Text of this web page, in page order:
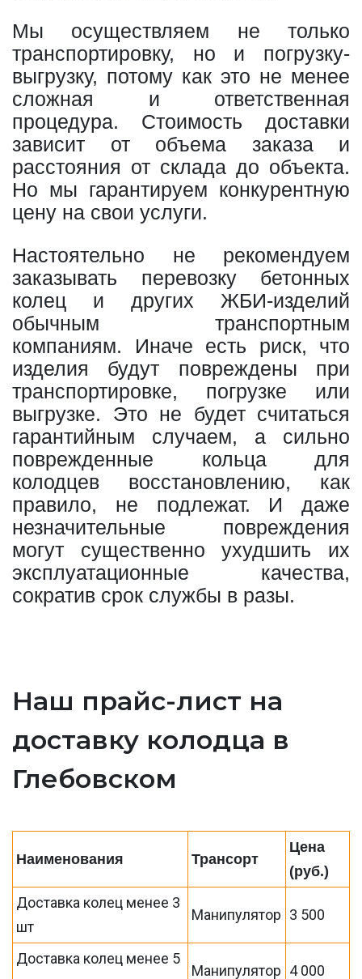
Мы осуществляем не только
транспортировку, но и погрузку-
выгрузку, потому как это не менее
сложная и ответственная
процедура. Стоимость доставки
зависит от объема заказа и
расстояния от склада до объекта.
Но мы гарантируем конкурентную
цену на свои услуги.
Настоятельно не рекомендуем
заказывать перевозку бетонных
колец и других ЖБИ-изделий
обычным транспортным
компаниям. Иначе есть риск, что
изделия будут повреждены при
транспортировке, погрузке или
выгрузке. Это не будет считаться
гарантийным случаем, а сильно
поврежденные кольца для
колодцев восстановлению, как
правило, не подлежат. И даже
незначительные повреждения
могут существенно ухудшить их
эксплуатационные качества,
сократив срок службы в разы.
Наш прайс-лист на
доставку колодца в
Глебовском
Наименования Трансорт
Цена
(руб.)
Доставка колец менее 3
шт
Манипулятор 3 500
Доставка колец менее 5
Манипулятор 4 000